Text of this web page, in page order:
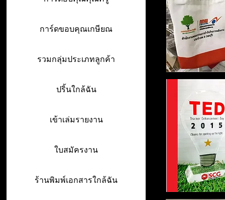
การ์ดขอบคุณเกษียณ
รวมกลุ่มประเภทลูกค้า
ปริ้นใกล้ฉัน
เข้าเล่มรายงาน
ใบสมัครงาน
ร้านพิมพ์เอกสารใกล้ฉัน